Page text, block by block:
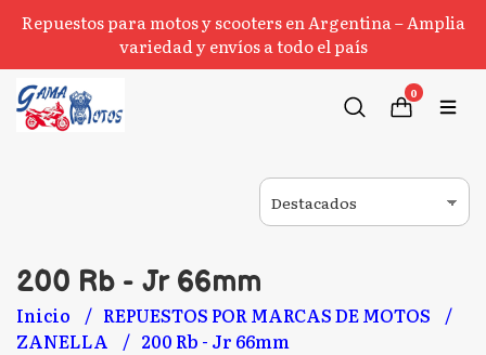
Repuestos para motos y scooters en Argentina – Amplia
variedad y envíos a todo el país
0
200 Rb - Jr 66mm
Inicio
REPUESTOS POR MARCAS DE MOTOS
ZANELLA
200 Rb - Jr 66mm